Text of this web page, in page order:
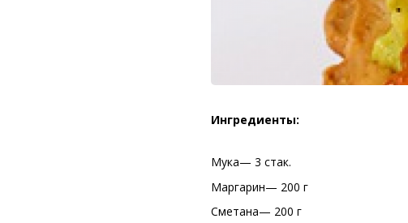
Ингредиенты:
Мука— 3 стак.
Маргарин— 200 г
Сметана— 200 г